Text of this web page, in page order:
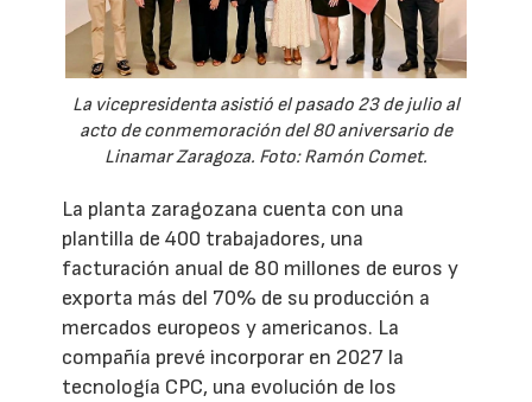
La vicepresidenta asistió el pasado 23 de julio al
acto de conmemoración del 80 aniversario de
Linamar Zaragoza. Foto: Ramón Comet.
La planta zaragozana cuenta con una
plantilla de 400 trabajadores, una
facturación anual de 80 millones de euros y
exporta más del 70% de su producción a
mercados europeos y americanos. La
compañía prevé incorporar en 2027 la
tecnología CPC, una evolución de los